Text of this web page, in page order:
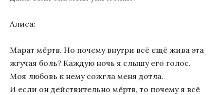
Алиса:
Марат мёртв. Но почему внутри всё ещё жива эта
жгучая боль? Каждую ночь я слышу его голос.
Моя любовь к нему сожгла меня дотла.
И если он действительно мёртв, то почему я всё